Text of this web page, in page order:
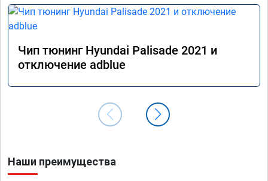
Чип тюнинг Hyundai Palisade 2021 и
отключение adblue
Наши преимущества